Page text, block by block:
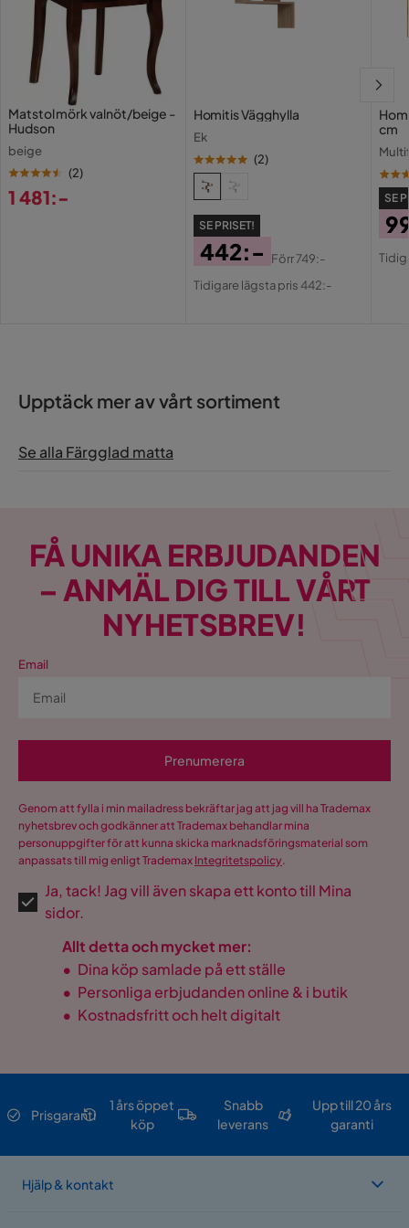
Matstol mörk valnöt/beige -
Hudson
beige
(2)
1 481:-
Homitis Vägghylla
Ek
(2)
SE PRISET!
Pris
442:-
Original
Förr749:-
Tidigare lägsta pris 442:-
cm
SE
Upptäck mer av vårt sortiment
Se alla Färgglad matta
FÅ UNIKA ERBJUDANDEN
– ANMÄL DIG TILL VÅRT
NYHETSBREV!
Email
Prenumerera
Genom att fylla i min mailadress bekräftar jag att jag vill ha Trademax
nyhetsbrev och godkänner att Trademax behandlar mina
personuppgifter för att kunna skicka marknadsföringsmaterial som
anpassats till mig enligt Trademax Integritetspolicy.
Ja, tack! Jag vill även skapa ett konto till Mina
sidor.
Allt detta och mycket mer:
• Dina köp samlade på ett ställe
• Personliga erbjudanden online & i butik
• Kostnadsfritt och helt digitalt
Prisgaranti
1 års öppet
köp
Snabb
leverans
Upp till 20 års
garanti
Hjälp & kontakt